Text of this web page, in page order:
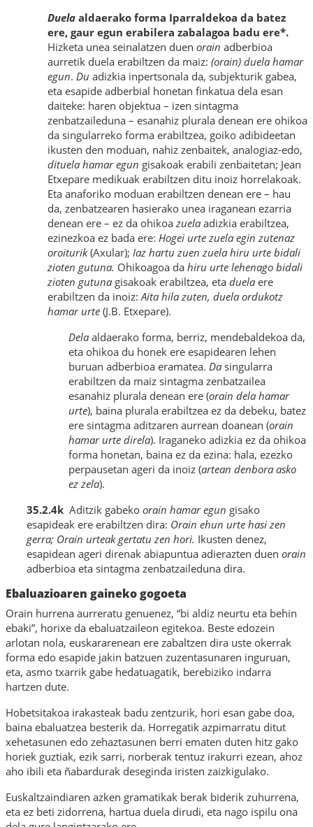
Duela aldaerako forma Iparraldekoa da batez
ere, gaur egun erabilera zabalagoa badu ere*.
Hizketa unea seinalatzen duen orain adberbioa
aurretik duela erabiltzen da maiz: (orain) duela hamar
egun. Du adizkia inpertsonala da, subjekturik gabea,
eta esapide adberbial honetan finkatua dela esan
daiteke: haren objektua – izen sintagma
zenbatzaileduna – esanahiz plurala denean ere ohikoa
da singularreko forma erabiltzea, goiko adibideetan
ikusten den moduan, nahiz zenbaitek, analogiaz-edo,
dituela hamar egun gisakoak erabili zenbaitetan; Jean
Etxepare medikuak erabiltzen ditu inoiz horrelakoak.
Eta anaforiko moduan erabiltzen denean ere – hau
da, zenbatzearen hasierako unea iraganean ezarria
denean ere – ez da ohikoa zuela adizkia erabiltzea,
ezinezkoa ez bada ere: Hogei urte zuela egin zutenaz
oroiturik(Axular); Iaz hartu zuen zuela hiru urte bidali
zioten gutuna. Ohikoagoa da hiru urte lehenago bidali
zioten gutuna gisakoak erabiltzea, eta duela ere
erabiltzen da inoiz: Aita hila zuten, duela ordukotz
hamar urte (J.B. Etxepare).
Dela aldaerako forma, berriz, mendebaldekoa da,
eta ohikoa du honek ere esapidearen lehen
buruan adberbioa eramatea. Da singularra
erabiltzen da maiz sintagma zenbatzailea
esanahiz plurala denean ere (orain dela hamar
urte), baina plurala erabiltzea ez da debeku, batez
ere sintagma aditzaren aurrean doanean (orain
hamar urte direla). Iraganeko adizkia ez da ohikoa
forma honetan, baina ez da ezina: hala, ezezko
perpausetan ageri da inoiz (artean denbora asko
ez zela).
35.2.4k Aditzik gabeko orain hamar egun gisako
esapideak ere erabiltzen dira: Orain ehun urte hasi zen
gerra; Orain urteak gertatu zen hori. Ikusten denez,
esapidean ageri direnak abiapuntua adierazten duen orain
adberbioa eta sintagma zenbatzaileduna dira.
Ebaluazioaren gaineko gogoeta
Orain hurrena aurreratu genuenez, “bi aldiz neurtu eta behin
ebaki”, horixe da ebaluatzaileon egitekoa. Beste edozein
arlotan nola, euskararenean ere zabaltzen dira uste okerrak
forma edo esapide jakin batzuen zuzentasunaren inguruan,
eta, asmo txarrik gabe hedatuagatik, berebiziko indarra
hartzen dute.
Hobetsitakoa irakasteak badu zentzurik, hori esan gabe doa,
baina ebaluatzea besterik da. Horregatik azpimarratu ditut
xehetasunen edo zehaztasunen berri ematen duten hitz gako
horiek guztiak, ezik sarri, norberak tentuz irakurri ezean, ahoz
aho ibili eta ñabardurak deseginda iristen zaizkigulako.
Euskaltzaindiaren azken gramatikak berak biderik zuhurrena,
eta ez beti zidorrena, hartua duela dirudi, eta nago ispilu ona